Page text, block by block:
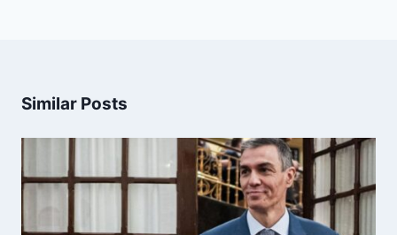
Similar Posts